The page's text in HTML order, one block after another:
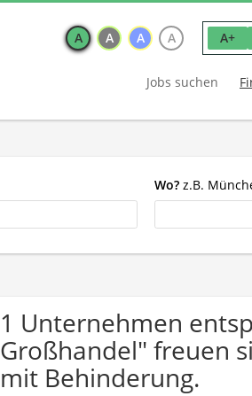
A A A A A+
Jobs suchen
Wo? z.B.
1 Unternehmen
Großhandel" freuen
mit Behinderung.